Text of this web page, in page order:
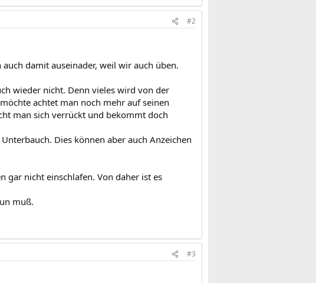
#2
damit auseinader, weil wir auch üben.
wieder nicht. Denn vieles wird von der
achtet man noch mehr auf seinen
man sich verrückt und bekommt doch
Dies können aber auch Anzeichen
gar nicht einschlafen. Von daher ist es
muß.
#3